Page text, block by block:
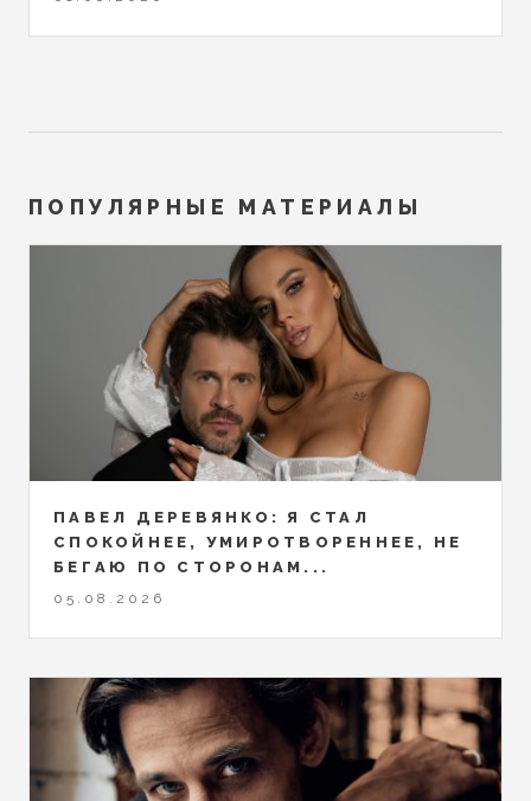
ПОПУЛЯРНЫЕ МАТЕРИАЛЫ
ПАВЕЛ ДЕРЕВЯНКО: Я СТАЛ
СПОКОЙНЕЕ, УМИРОТВОРЕННЕЕ, НЕ
БЕГАЮ ПО СТОРОНАМ...
05.08.2026